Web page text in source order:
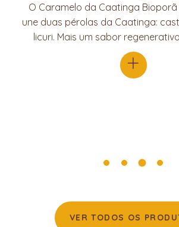
O Caramelo da Caatinga Bioporã
une duas pérolas da Caatinga:
licuri. Mais um sabor
+
VER TODOS OS